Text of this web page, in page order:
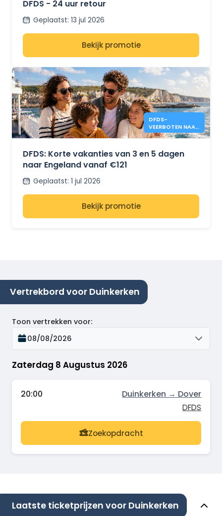
DFDS - 24 uur retour
Geplaatst: 13 jul 2026
Bekijk promotie
DFDS-
VEERBOTEN NAAR
ENGELAND VANAF
DFDS: Korte vakanties van 3 en 5 dagen
naar Engeland vanaf €121
Geplaatst: 1 jul 2026
Bekijk promotie
Vertrekbord voor Duinkerken
Zaterdag 8 Augustus 2026
Toon vertrekken voor:
08/08/2026
20:00 Duinkerken → Dover
DFDS
Zoekopdracht
Laatste ticketprijzen voor Duinkerken